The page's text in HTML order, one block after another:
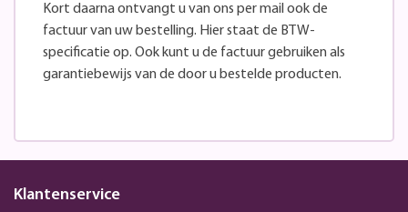
Kort daarna ontvangt u van ons per mail ook de
factuur van uw bestelling. Hier staat de BTW-
specificatie op. Ook kunt u de factuur gebruiken als
garantiebewijs van de door u bestelde producten.
Klantenservice